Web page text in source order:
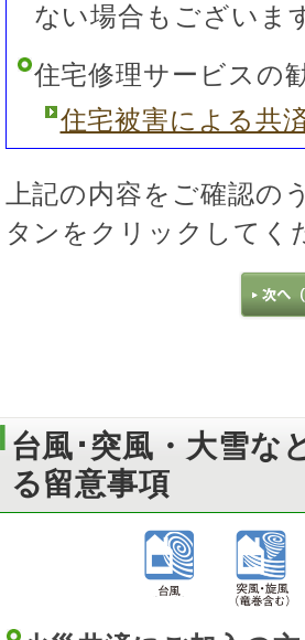
ない場合もございま
住宅修理サービスの
住宅被害による共
上記の内容をご確認の
タンをクリックしてく
台風･突風・大雪な
る留意事項